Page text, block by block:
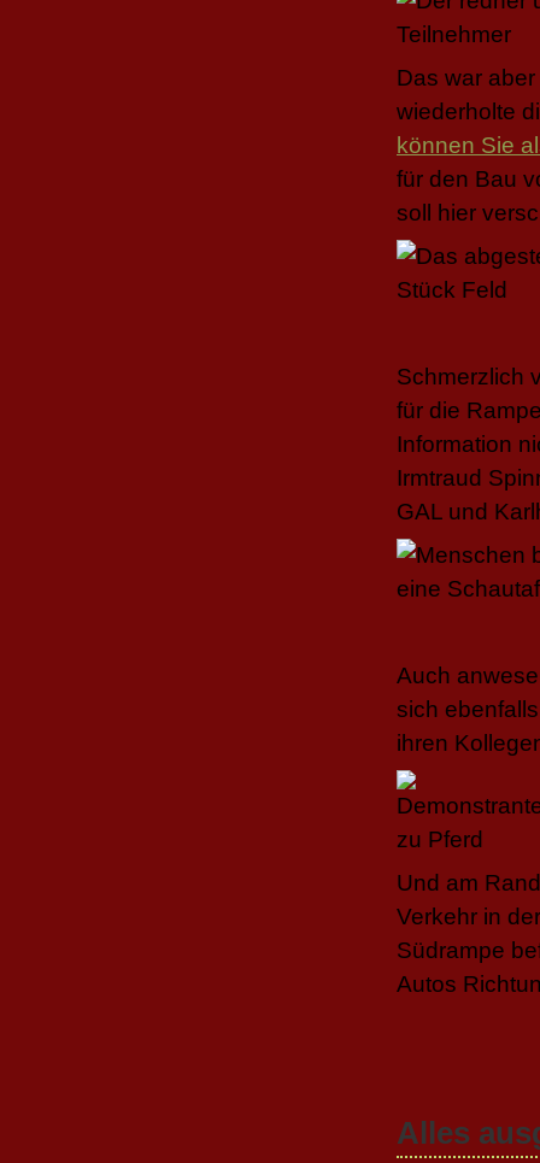
Das war
wiederholte
können Sie
für den Bau
soll hier
Schmerzlich
für die
Information
Irmtraud
GAL und
Auch
sich
ihren
Und am
Verkehr in
Südrampe
Autos
Alles